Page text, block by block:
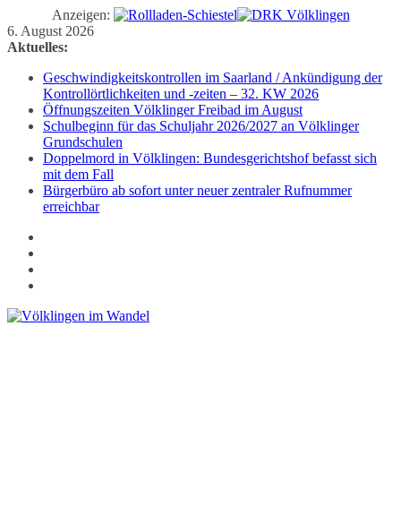
Anzeigen:
Zum
Inhalt
6. August 2026
Aktuelles:
Geschwindigkeitskontrollen im Saarland / Ankündigung der
Kontrollörtlichkeiten und -zeiten – 32. KW 2026
Öffnungszeiten Völklinger Freibad im August
Schulbeginn für das Schuljahr 2026/2027 an Völklinger
Grundschulen
Doppelmord in Völklingen: Bundesgerichtshof befasst sich
mit dem Fall
Bürgerbüro ab sofort unter neuer zentraler Rufnummer
erreichbar